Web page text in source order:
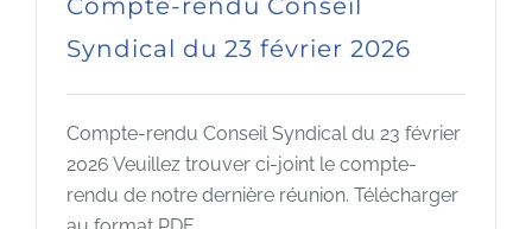
Compte-rendu Conseil
Syndical du 23 février 2026
Compte-rendu Conseil Syndical du 23 février
2026 Veuillez trouver ci-joint le compte-
rendu de notre dernière réunion. Télécharger